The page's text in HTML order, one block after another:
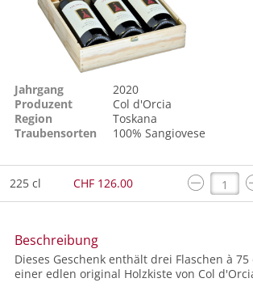
Jahrgang
2020
Produzent
Col d'Orcia
Region
Toskana
Traubensorten
100% Sangiovese
225 cl CHF 126.00
Beschreibung
Dieses Geschenk enthält drei Flaschen à
einer edlen original Holzkiste von Col